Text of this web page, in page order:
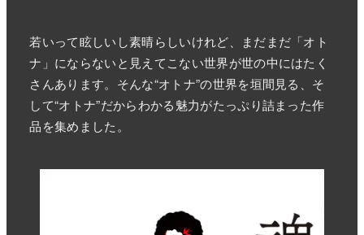
若いって眩しいし素晴らしいけれど、まだまだ「オト
ナ」にならないと見えてこない世界が世の中にはたく
さんあります。そんな“オトナ”の世界を垣間見る、そ
して“オトナ”だからわかる魅力がたっぷり詰まった作
品を集めました。